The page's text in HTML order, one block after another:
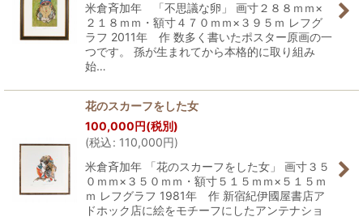
米倉斉加年 「不思議な卵」 画寸２８８ｍｍ×
２１８ｍｍ・額寸４７０ｍｍ×３９５ｍ レフグ
ラフ 2011年 作 数多く書いたポスター原画の一
つです。 孫が生まれてから本格的に取り組み
始…
花のスカーフをした女
100,000円(税別)
(税込: 110,000円)
米倉斉加年 「花のスカーフをした女」 画寸３５
０ｍｍ×３５０ｍｍ・額寸５１５ｍｍ×５１５ｍ
ｍ レフグラフ 1981年 作 新宿紀伊國屋書店ア
ドホック店に絵をモチーフにしたアンテナショ